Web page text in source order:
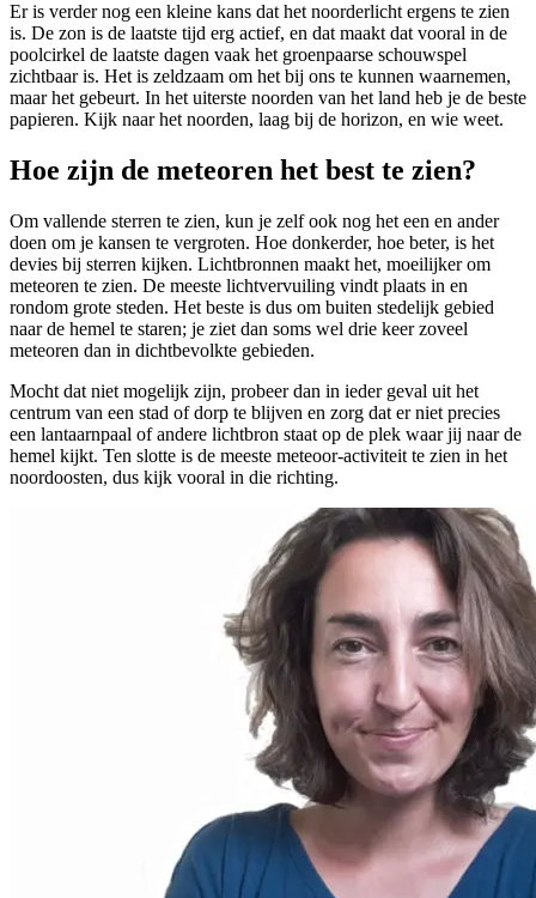
Er is verder nog een kleine kans dat het noorderlicht ergens te zien
is. De zon is de laatste tijd erg actief, en dat maakt dat vooral in de
poolcirkel de laatste dagen vaak het groenpaarse schouwspel
zichtbaar is. Het is zeldzaam om het bij ons te kunnen waarnemen,
maar het gebeurt. In het uiterste noorden van het land heb je de beste
papieren. Kijk naar het noorden, laag bij de horizon, en wie weet.
Hoe zijn de meteoren het best te zien?
Om vallende sterren te zien, kun je zelf ook nog het een en ander
doen om je kansen te vergroten. Hoe donkerder, hoe beter, is het
devies bij sterren kijken. Lichtbronnen maakt het, moeilijker om
meteoren te zien. De meeste lichtvervuiling vindt plaats in en
rondom grote steden. Het beste is dus om buiten stedelijk gebied
naar de hemel te staren; je ziet dan soms wel drie keer zoveel
meteoren dan in dichtbevolkte gebieden.
Mocht dat niet mogelijk zijn, probeer dan in ieder geval uit het
centrum van een stad of dorp te blijven en zorg dat er niet precies
een lantaarnpaal of andere lichtbron staat op de plek waar jij naar de
hemel kijkt. Ten slotte is de meeste meteoor-activiteit te zien in het
noordoosten, dus kijk vooral in die richting.